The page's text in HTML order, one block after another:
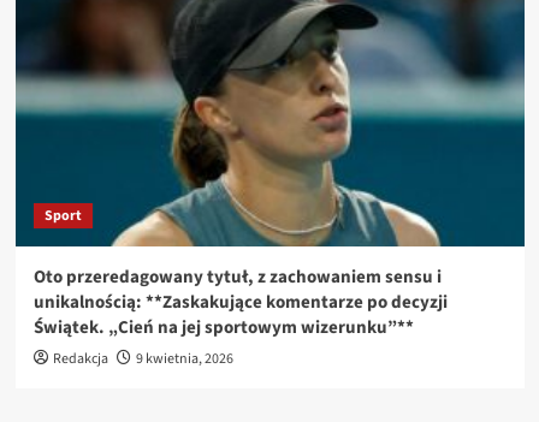
Sport
Oto przeredagowany tytuł, z zachowaniem sensu i
unikalnością: **Zaskakujące komentarze po decyzji
Świątek. „Cień na jej sportowym wizerunku”**
Redakcja 9 kwietnia, 2026